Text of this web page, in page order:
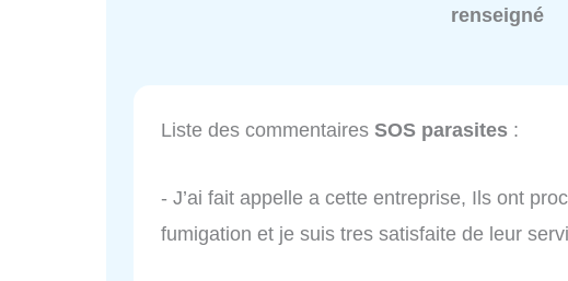
renseigné
Liste des commentaires SOS parasites :
- J’ai fait appelle a cette entreprise, Ils ont
fumigation et je suis tres satisfaite de leur